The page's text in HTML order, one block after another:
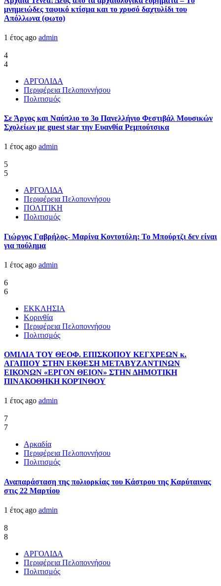
μνημειώδες ταφικό κτίσμα και το χρυσό δαχτυλίδι του
Απόλλωνα (φωτο)
1 έτος ago admin
4
4
ΑΡΓΟΛΙΔΑ
Περιφέρεια Πελοποννήσου
Πολιτισμός
Σε Άργος και Ναύπλιο το 3ο Πανελλήνιο Φεστιβάλ Μουσικών
Σχολείων με guest star την Ευανθία Ρεμπούτσικα
1 έτος ago admin
5
5
ΑΡΓΟΛΙΔΑ
Περιφέρεια Πελοποννήσου
ΠΟΛΙΤΙΚΗ
Πολιτισμός
Γιώργος Γαβρήλος- Μαρίνα Κοντοτόλη: Το Μπούρτζι δεν είναι
για πούλημα
1 έτος ago admin
6
6
ΕΚΚΛΗΣΙΑ
Κορινθία
Περιφέρεια Πελοποννήσου
Πολιτισμός
ΟΜΙΛΙΑ ΤΟΥ ΘΕΟΦ. ΕΠΙΣΚΟΠΟΥ ΚΕΓΧΡΕΩΝ κ.
ΑΓΑΠΙΟΥ ΣΤΗΝ ΕΚΘΕΣΗ ΜΕΤΑΒΥΖΑΝΤΙΝΩΝ
ΕΙΚΟΝΩΝ «ΕΡΓΟΝ ΘΕΙΟΝ» ΣΤΗΝ ΔΗΜΟΤΙΚΗ
ΠΙΝΑΚΟΘΗΚΗ ΚΟΡΊΝΘΟΥ
1 έτος ago admin
7
7
Αρκαδία
Περιφέρεια Πελοποννήσου
Πολιτισμός
Αναπαράσταση της πολιορκίας του Κάστρου της Καρύταινας
στις 22 Μαρτίου
1 έτος ago admin
8
8
ΑΡΓΟΛΙΔΑ
Περιφέρεια Πελοποννήσου
Πολιτισμός